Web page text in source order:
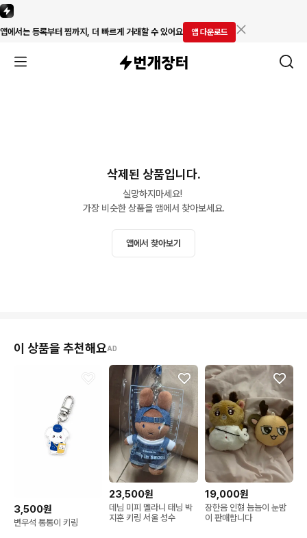
앱에서는 등록부터 찜까지, 더 빠르게 거래할 수 있어요 앱 다운로드
삭제된 상품입니다.
실망하지마세요!
가장 비슷한 상품을 앱에서 찾아보세요.
앱에서 찾아보기
이 상품을 추천해요AD
3,500원
변우석 통통이 키링
23,500원
데님 미피 멜라니 태닝 박
지훈 키링 서울 성수
19,000원
장한음 인형 늠늠이 눈밤
이 판매합니다